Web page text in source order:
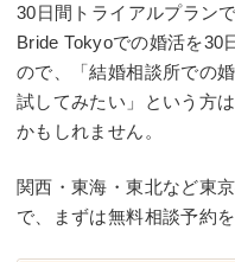
30日間トライアルプラン
Bride Tokyoでの婚活を30
ので、「結婚相談所での
試してみたい」という方
かもしれません。
関西・東海・東北など東
で、まずは無料相談予約